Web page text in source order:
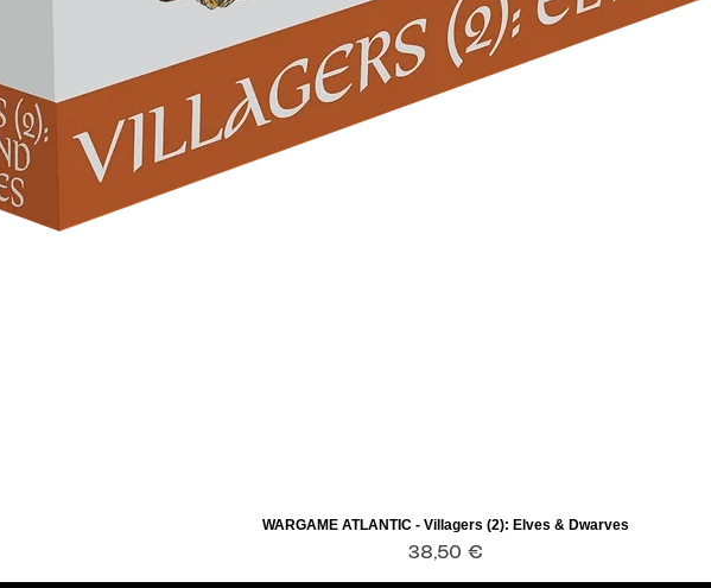
Aperçu rapide
WARGAME ATLANTIC - Villagers (2): Elves & Dwarves
Prix
38,50 €